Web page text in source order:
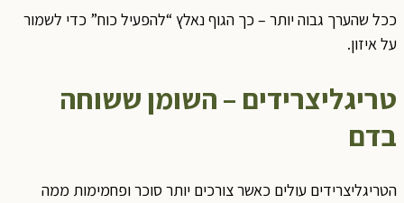
ככל שהערך גבוה יותר – כך הגוף נאלץ “להפעיל כוח” כדי לשמור
על איזון.
טריגליצרידים – השומן ששוחה
בדם
הטריגליצרידים עולים כאשר צורכים יותר סוכר ופחמימות ממה